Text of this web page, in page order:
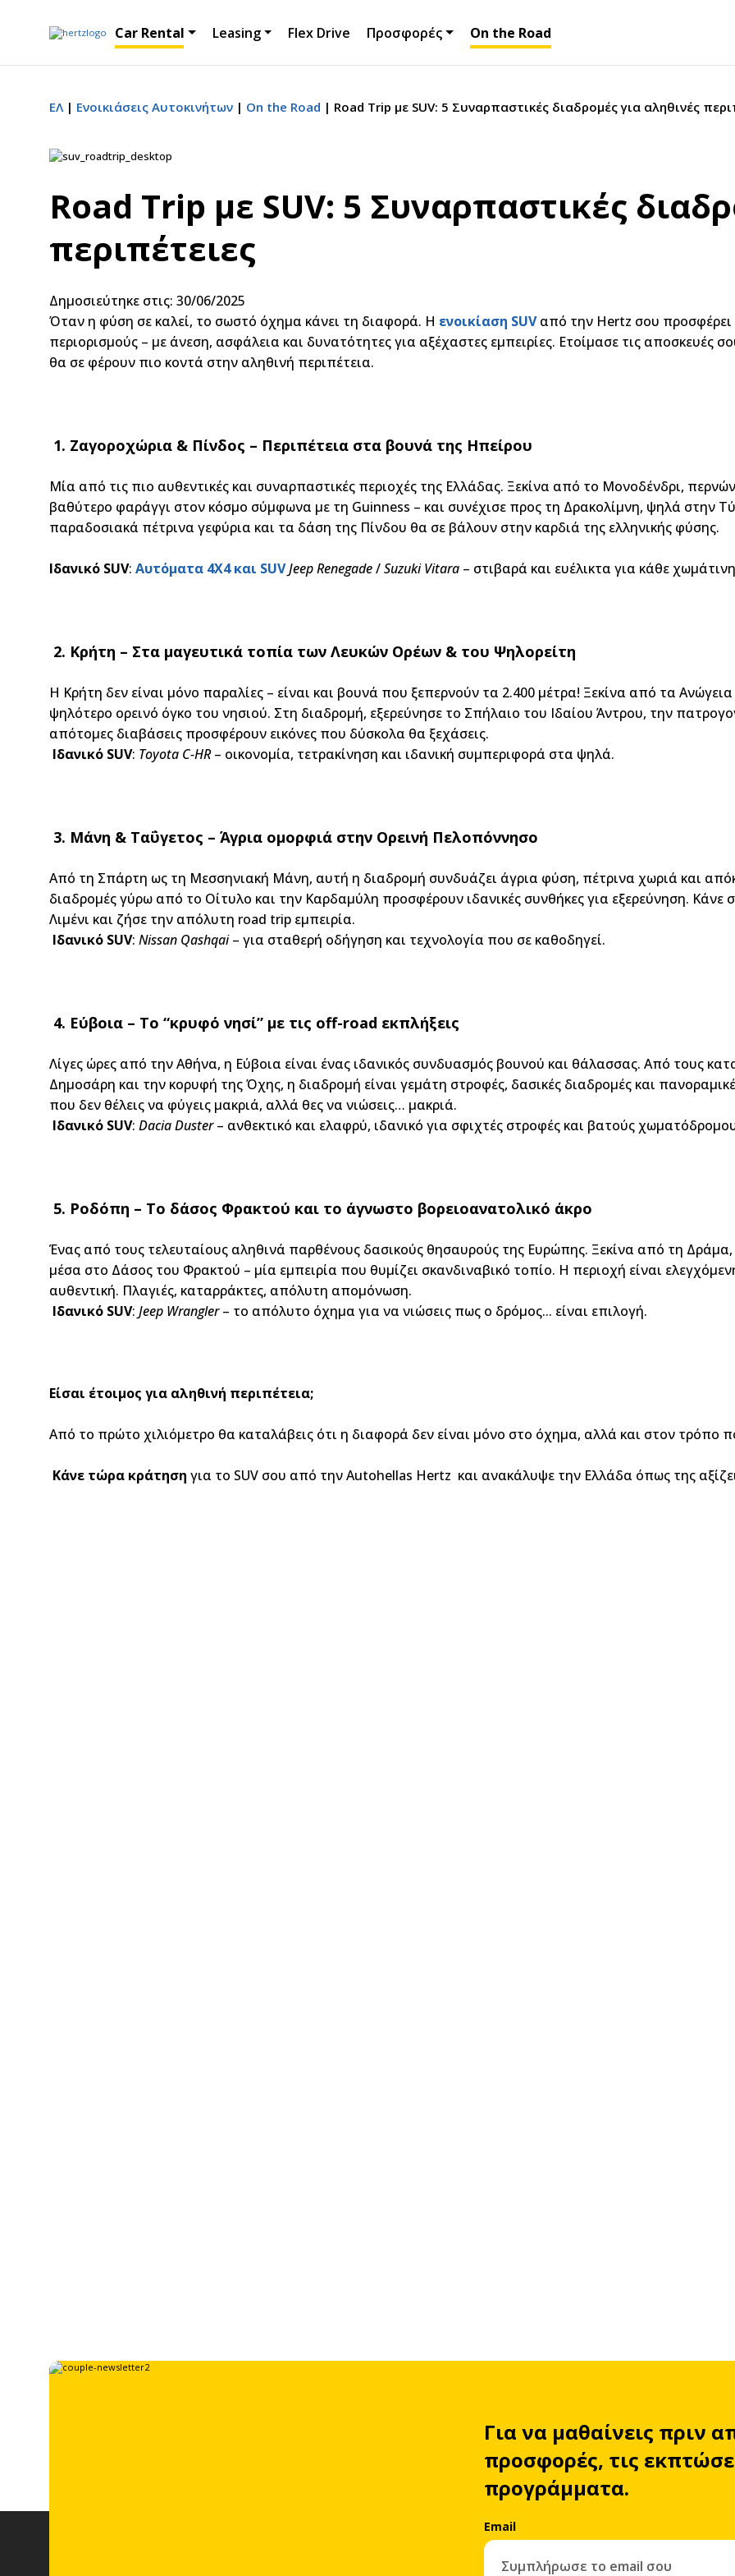
Car Rental Leasing Flex Drive Προσφορές On the Road
ΕΛ Ενοικιάσεις Αυτοκινήτων On the Road Road Trip με SUV: 5 Συναρπαστικές διαδρομές για αληθινές
Road Trip με SUV: 5 Συναρπαστικές
περιπέτειες
Δημοσιεύτηκε στις: 30/06/2025
Όταν η φύση σε καλεί, το σωστό όχημα κάνει τη διαφορά. Η ενοικίαση SUVαπό την Hertz σου προσφέρει
περιορισμούς – με άνεση, ασφάλεια και δυνατότητες για αξέχαστες εμπειρίες. Ετοίμασε τις αποσκευές
θα σε φέρουν πιο κοντά στην αληθινή περιπέτεια.
1. Ζαγοροχώρια & Πίνδος – Περιπέτεια στα βουνά της Ηπείρου
Μία από τις πιο αυθεντικές και συναρπαστικές περιοχές της Ελλάδας. Ξεκίνα από το Μονοδένδρι,
βαθύτερο φαράγγι στον κόσμο σύμφωνα με τη Guinness – και συνέχισε προς τη Δρακολίμνη, ψηλά στην
παραδοσιακά πέτρινα γεφύρια και τα δάση της Πίνδου θα σε βάλουν στην καρδιά της ελληνικής φύσης.
Ιδανικό SUV: Αυτόματα 4X4 και SUVJeep Renegade/Suzuki Vitara – στιβαρά και ευέλικτα για κάθε
2. Κρήτη – Στα μαγευτικά τοπία των Λευκών Ορέων & του Ψηλορείτη
Η Κρήτη δεν είναι μόνο παραλίες – είναι και βουνά που ξεπερνούν τα 2.400 μέτρα! Ξεκίνα από τα
ψηλότερο ορεινό όγκο του νησιού. Στη διαδρομή, εξερεύνησε το Σπήλαιο του Ιδαίου Άντρου, την
απότομες διαβάσεις προσφέρουν εικόνες που δύσκολα θα ξεχάσεις.
Ιδανικό SUV: Toyota C-HR– οικονομία, τετρακίνηση και ιδανική συμπεριφορά στα ψηλά.
3. Μάνη & Ταΰγετος – Άγρια ομορφιά στην Ορεινή Πελοπόννησο
Από τη Σπάρτη ως τη Μεσσηνιακή Μάνη, αυτή η διαδρομή συνδυάζει άγρια φύση, πέτρινα χωριά και
διαδρομές γύρω από το Οίτυλο και την Καρδαμύλη προσφέρουν ιδανικές συνθήκες για εξερεύνηση.
Λιμένι και ζήσε την απόλυτη road trip εμπειρία.
Ιδανικό SUV: Nissan Qashqai– για σταθερή οδήγηση και τεχνολογία που σε καθοδηγεί.
4. Εύβοια – Το “κρυφό νησί” με τις off-road εκπλήξεις
Λίγες ώρες από την Αθήνα, η Εύβοια είναι ένας ιδανικός συνδυασμός βουνού και θάλασσας. Από τους
Δημοσάρη και την κορυφή της Όχης, η διαδρομή είναι γεμάτη στροφές, δασικές διαδρομές και
που δεν θέλεις να φύγεις μακριά, αλλά θες να νιώσεις… μακριά.
Ιδανικό SUV: DaciaDuster– ανθεκτικό και ελαφρύ, ιδανικό για σφιχτές στροφές και βατούς
5. Ροδόπη – Το δάσος Φρακτού και το άγνωστο βορειοανατολικό άκρο
Ένας από τους τελευταίους αληθινά παρθένους δασικούς θησαυρούς της Ευρώπης. Ξεκίνα από τη
μέσα στο Δάσος του Φρακτού – μία εμπειρία που θυμίζει σκανδιναβικό τοπίο. Η περιοχή είναι
αυθεντική. Πλαγιές, καταρράκτες, απόλυτη απομόνωση.
Ιδανικό SUV: Jeep Wrangler– το απόλυτο όχημα για να νιώσεις πως ο δρόμος... είναι επιλογή.
Είσαι έτοιμος για αληθινή περιπέτεια;
Από το πρώτο χιλιόμετρο θα καταλάβεις ότι η διαφορά δεν είναι μόνο στο όχημα, αλλά και στον τρόπο
Κάνε τώρα κράτηση για το SUV σου από την Autohellas Hertz και ανακάλυψε την Ελλάδα όπως της
Για να μαθαίνεις πριν
προσφορές, τις
προγράμματα.
Email